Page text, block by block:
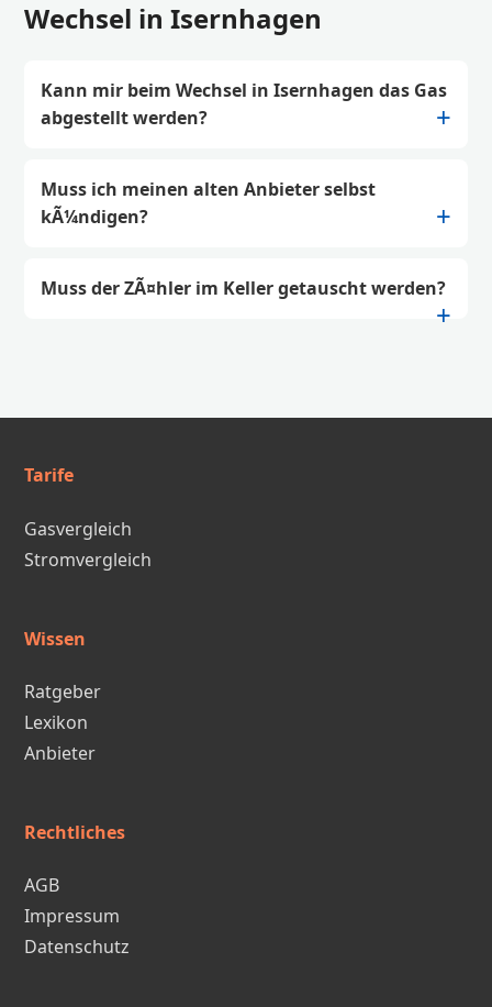
Wechsel in Isernhagen
Kann mir beim Wechsel in Isernhagen das Gas
abgestellt werden?
Muss ich meinen alten Anbieter selbst
kÃ¼ndigen?
Muss der ZÃ¤hler im Keller getauscht werden?
Tarife
Gasvergleich
Stromvergleich
Wissen
Ratgeber
Lexikon
Anbieter
Rechtliches
AGB
Impressum
Datenschutz